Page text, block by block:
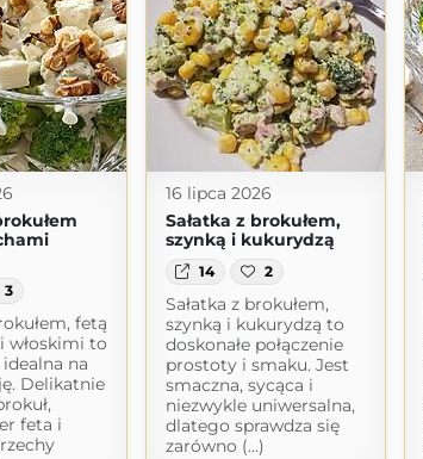
3
fetą
włoskimi to
na
Delikatnie
feta i
16 lipca 2026
Sałatka z brokułem,
szynką i kukurydzą
14 2
Sałatka z brokułem,
szynką i kukurydzą to
doskonałe połączenie
prostoty i smaku. Jest
smaczna, sycąca i
niezwykle uniwersalna,
dlatego sprawdza się
zarówno (...)